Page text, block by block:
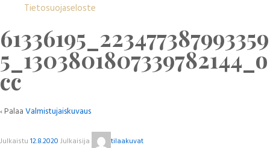
Tietosuojaseloste
61336195_223477387993359
5_1303801807339782144_o
cc
‹ PalaaValmistujaiskuvaus
Julkaistu 12.8.2020 Julkaisija tilaakuvat